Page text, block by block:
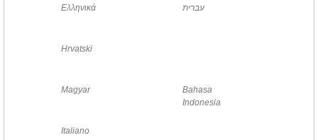
Ελληνικά עברית
Hrvatski
Magyar
Bahasa
Indonesia
Italiano